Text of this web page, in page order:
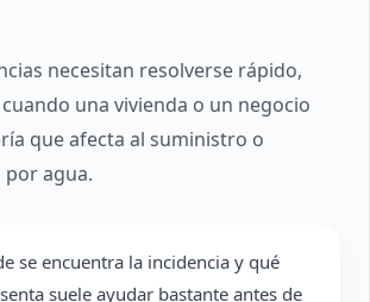
necesitan resolverse rápido,
una vivienda o un negocio
que afecta al suministro o
por agua.
se encuentra la incidencia y qué
suele ayudar bastante antes de